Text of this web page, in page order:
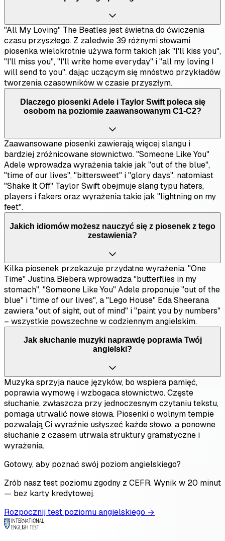
"All My Loving" The Beatles jest świetna do ćwiczenia
czasu przyszłego. Z zaledwie 39 różnymi słowami
piosenka wielokrotnie używa form takich jak "I'll kiss you",
"I'll miss you", "I'll write home everyday" i "all my loving I
will send to you", dając uczącym się mnóstwo przykładów
tworzenia czasowników w czasie przyszłym.
Dlaczego piosenki Adele i Taylor Swift poleca się
osobom na poziomie zaawansowanym C1-C2?
Zaawansowane piosenki zawierają więcej slangu i
bardziej zróżnicowane słownictwo. "Someone Like You"
Adele wprowadza wyrażenia takie jak "out of the blue",
"time of our lives", "bittersweet" i "glory days", natomiast
"Shake It Off" Taylor Swift obejmuje slang typu haters,
players i fakers oraz wyrażenia takie jak "lightning on my
feet".
Jakich idiomów możesz nauczyć się z piosenek z tego
zestawienia?
Kilka piosenek przekazuje przydatne wyrażenia. "One
Time" Justina Biebera wprowadza "butterflies in my
stomach", "Someone Like You" Adele proponuje "out of the
blue" i "time of our lives", a "Lego House" Eda Sheerana
zawiera "out of sight, out of mind" i "paint you by numbers"
– wszystkie powszechne w codziennym angielskim.
Jak słuchanie muzyki naprawdę poprawia Twój
angielski?
Muzyka sprzyja nauce języków, bo wspiera pamięć,
poprawia wymowę i wzbogaca słownictwo. Częste
słuchanie, zwłaszcza przy jednoczesnym czytaniu tekstu,
pomaga utrwalić nowe słowa. Piosenki o wolnym tempie
pozwalają Ci wyraźnie usłyszeć każde słowo, a ponowne
słuchanie z czasem utrwala struktury gramatyczne i
wyrażenia.
Gotowy, aby poznać swój poziom angielskiego?
Zrób nasz test poziomu zgodny z CEFR. Wynik w 20 minut
— bez karty kredytowej.
Rozpocznij test poziomu angielskiego →